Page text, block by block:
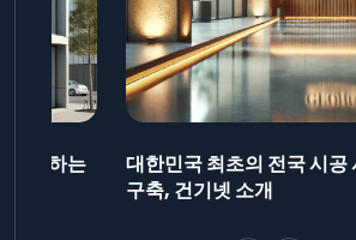
제출하는
대한민국 최초의 전국 시공
구축, 건기넷 소개